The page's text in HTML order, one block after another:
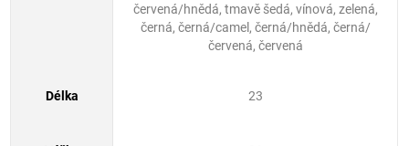
červená/hnědá, tmavě šedá, vínová, zelená,
černá, černá/camel, černá/hnědá, černá/
červená, červená
Délka 23